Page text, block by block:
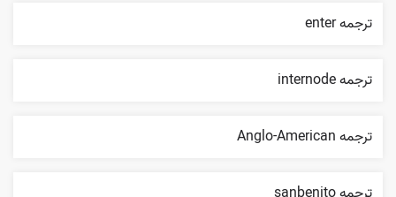
ترجمه enter
ترجمه internode
ترجمه Anglo-American